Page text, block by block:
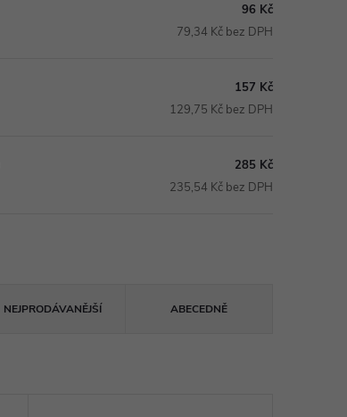
96 Kč
79,34 Kč bez DPH
157 Kč
129,75 Kč bez DPH
285 Kč
235,54 Kč bez DPH
NEJPRODÁVANĚJŠÍ ABECEDNĚ